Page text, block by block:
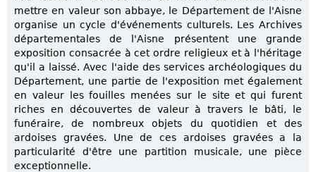
mettre en valeur son abbaye, le Département de l'Aisne
organise un cycle d'événements culturels. Les Archives
départementales de l'Aisne présentent une grande
exposition consacrée à cet ordre religieux et à l'héritage
qu'il a laissé. Avec l'aide des services archéologiques du
Département, une partie de l'exposition met également
en valeur les fouilles menées sur le site et qui furent
riches en découvertes de valeur à travers le bâti, le
funéraire, de nombreux objets du quotidien et des
ardoises gravées. Une de ces ardoises gravées a la
particularité d'être une partition musicale, une pièce
exceptionnelle.